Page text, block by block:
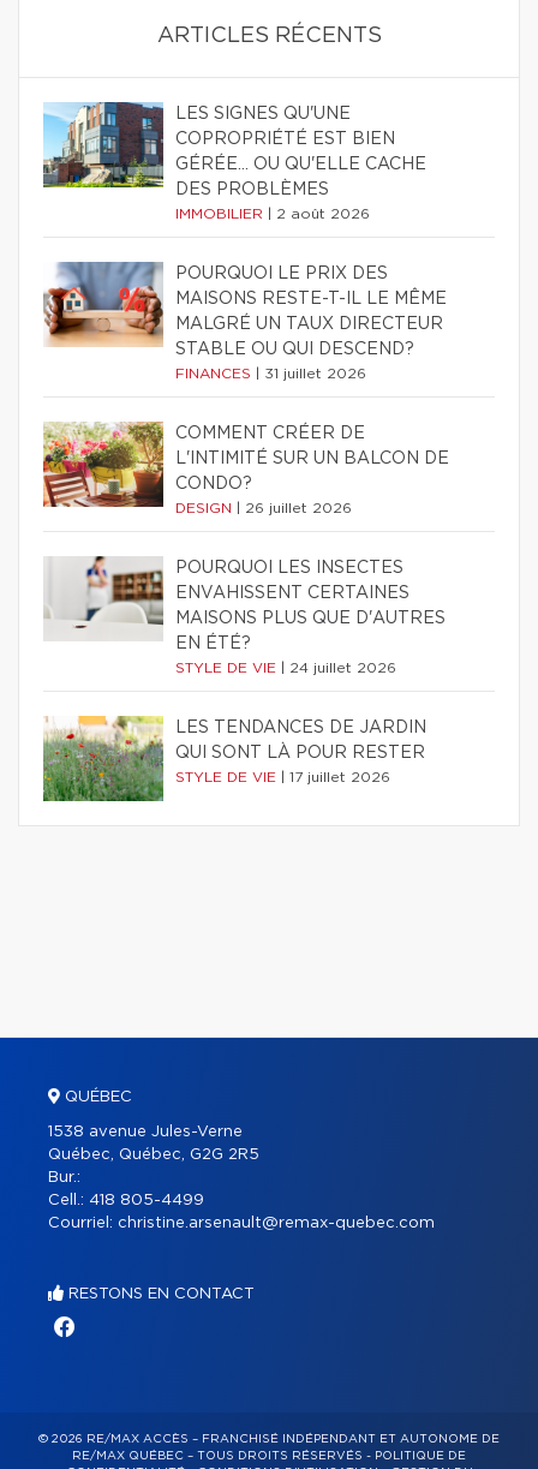
ARTICLES RÉCENTS
LES SIGNES QU'UNE
COPROPRIÉTÉ EST BIEN
GÉRÉE… OU QU'ELLE CACHE
DES PROBLÈMES
IMMOBILIER 2 août 2026
POURQUOI LE PRIX DES
MAISONS RESTE-T-IL LE MÊME
MALGRÉ UN TAUX DIRECTEUR
STABLE OU QUI DESCEND?
FINANCES 31 juillet 2026
COMMENT CRÉER DE
L'INTIMITÉ SUR UN BALCON DE
CONDO?
DESIGN 26 juillet 2026
POURQUOI LES INSECTES
ENVAHISSENT CERTAINES
MAISONS PLUS QUE D'AUTRES
EN ÉTÉ?
STYLE DE VIE 24 juillet 2026
LES TENDANCES DE JARDIN
QUI SONT LÀ POUR RESTER
STYLE DE VIE 17 juillet 2026
QUÉBEC
1538 avenue Jules-Verne
Québec, Québec, G2G 2R5
Bur.:
Cell.: 418 805-4499
Courriel: christine.arsenault@remax-quebec.com
RESTONS EN CONTACT
© 2026 RE/MAX ACCÈS – FRANCHISÉ INDÉPENDANT ET AUTONOME DE
RE/MAX QUÉBEC – TOUS DROITS RÉSERVÉS - POLITIQUE DE